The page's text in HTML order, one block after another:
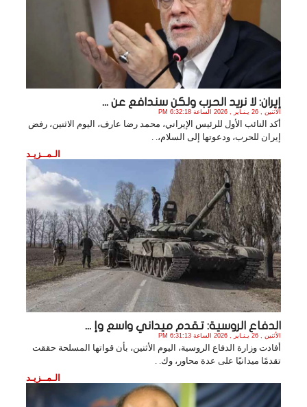
إيران: لا نريد الحرب ولكن سندافع عن ...
الأثنين , 26 يـنـاير , 2026 الساعة 6:32:18 PM
أكد النائب الأول للرئيس الإيراني، محمد رضا عارف، اليوم الاثنين، رفض
إيران للحرب، ودعوتها إلى السلام،. .
الـمــزيـد
الدفاع الروسية: تقدم ميداني واسع وإ ...
الأثنين , 26 يـنـاير , 2026 الساعة 6:31:13 PM
أفادت وزارة الدفاع الروسية، اليوم الأثنين، بأن قواتها المسلحة حققت
تقدمًا ميدانيًا على عدة محاور، وك. .
الـمــزيـد